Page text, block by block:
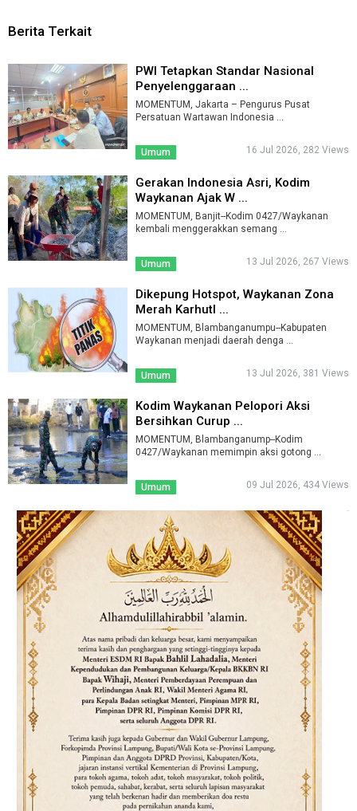
Berita Terkait
PWI Tetapkan Standar Nasional
Penyelenggaraan ...
MOMENTUM, Jakarta – Pengurus Pusat
Persatuan Wartawan Indonesia ...
Umum 16 Jul 2026, 282 Views
Gerakan Indonesia Asri, Kodim
Waykanan Ajak W ...
MOMENTUM, Banjit--Kodim 0427/Waykanan
kembali menggerakkan semang ...
Umum 13 Jul 2026, 267 Views
Dikepung Hotspot, Waykanan Zona
Merah Karhutl ...
MOMENTUM, Blambanganumpu--Kabupaten
Waykanan menjadi daerah denga ...
Umum 13 Jul 2026, 381 Views
Kodim Waykanan Pelopori Aksi
Bersihkan Curup ...
MOMENTUM, Blambanganump--Kodim
0427/Waykanan memimpin aksi gotong ...
Umum 09 Jul 2026, 434 Views